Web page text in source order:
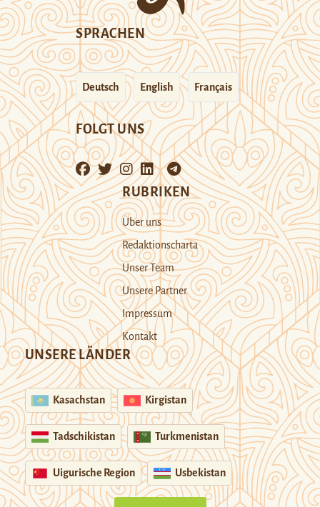
SPRACHEN
Deutsch English Français
FOLGT UNS
RUBRIKEN
Über uns
Redaktionscharta
Unser Team
Unsere Partner
Impressum
Kontakt
UNSERE LÄNDER
Kasachstan Kirgistan
Tadschikistan Turkmenistan
Uigurische Region Usbekistan